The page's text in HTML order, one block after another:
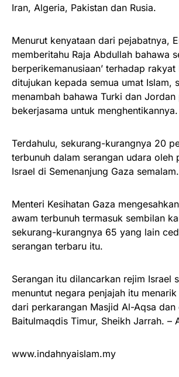
Iran, Algeria, Pakistan dan Rusia.
Menurut kenyataan dari pejabatnya,
memberitahu Raja Abdullah bahawa
berperikemanusiaan’ terhadap rakyat
ditujukan kepada semua umat Islam,
menambah bahawa Turki dan Jordan
bekerjasama untuk menghentikannya.
Terdahulu, sekurang-kurangnya 20
terbunuh dalam serangan udara oleh
Israel di Semenanjung Gaza semalam.
Menteri Kesihatan Gaza
awam terbunuh termasuk sembilan
sekurang-kurangnya 65 yang lain
serangan terbaru itu.
Serangan itu dilancarkan rejim Israel
menuntut negara penjajah itu
dari perkarangan Masjid Al-Aqsa dan
Baitulmaqdis Timur, Sheikh Jarrah. –
www.indahnyaislam.my